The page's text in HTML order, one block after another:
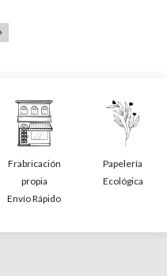
Frabricación
propia
Envío Rápido
Papelería
Ecológica